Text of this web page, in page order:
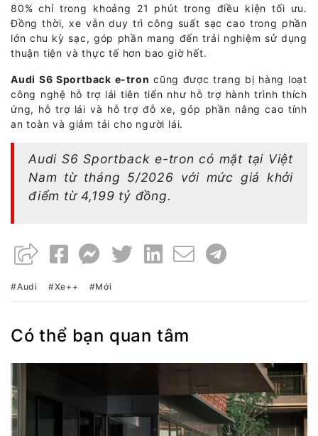
80% chỉ trong khoảng 21 phút trong điều kiện tối ưu.
Đồng thời, xe vẫn duy trì công suất sạc cao trong phần
lớn chu kỳ sạc, góp phần mang đến trải nghiệm sử dụng
thuận tiện và thực tế hơn bao giờ hết.
Audi S6 Sportback e-tron cũng được trang bị hàng loạt
công nghệ hỗ trợ lái tiên tiến như hỗ trợ hành trình thích
ứng, hỗ trợ lái và hỗ trợ đỗ xe, góp phần nâng cao tính
an toàn và giảm tải cho người lái.
Audi S6 Sportback e-tron có mặt tại Việt
Nam từ tháng 5/2026 với mức giá khởi
điểm từ 4,199 tỷ đồng.
Audi Xe++ Mới
Có thể bạn quan tâm